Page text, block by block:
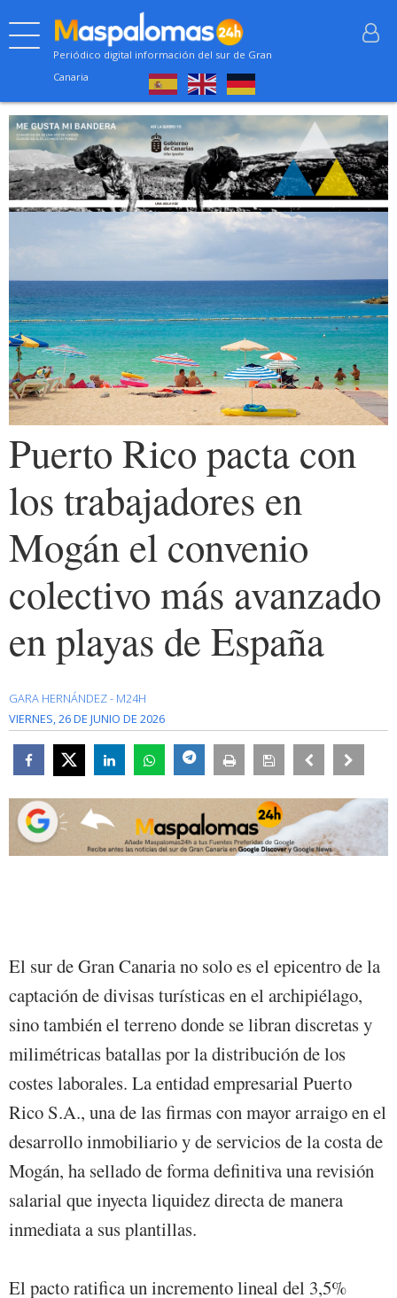
Periódico digital información del sur de Gran
Canaria
Puerto Rico pacta con
los trabajadores en
Mogán el convenio
colectivo más avanzado
en playas de España
GARA HERNÁNDEZ - M24H
VIERNES, 26 DE JUNIO DE 2026
El sur de Gran Canaria no solo es el epicentro de la
captación de divisas turísticas en el archipiélago,
sino también el terreno donde se libran discretas y
milimétricas batallas por la distribución de los
costes laborales. La entidad empresarial Puerto
Rico S.A., una de las firmas con mayor arraigo en el
desarrollo inmobiliario y de servicios de la costa de
Mogán, ha sellado de forma definitiva una revisión
salarial que inyecta liquidez directa de manera
inmediata a sus plantillas.
El pacto ratifica un incremento lineal del 3,5%